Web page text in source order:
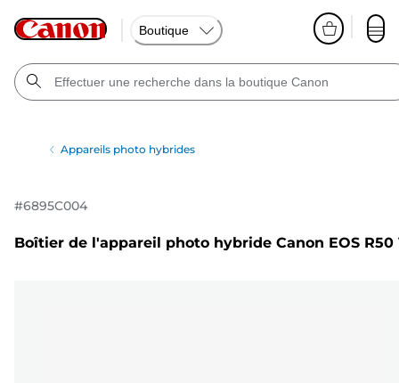
Boutique
Appareils photo hybrides
#6895C004
Boîtier de l'appareil photo hybride Canon EOS R50